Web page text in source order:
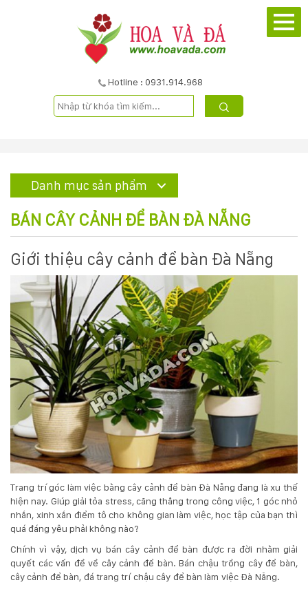
Hotline : 0931.914.968
DỊCH
VỤ
KỸ
THUẬT
TRỒNG
HÌNH
LIÊN
Danh mục sản phẩm
BÁN CÂY CẢNH ĐỂ BÀN ĐÀ NẴNG
Giới thiệu cây cảnh để bàn Đà Nẵng
Trang trí góc làm việc bằng cây cảnh để bàn Đà Nẵng đang là xu thế
hiện nay. Giúp giải tỏa stress, căng thẳng trong công việc, 1 góc nhỏ
nhắn, xinh xắn điểm tô cho không gian làm việc, học tập của bạn thì
quá đáng yêu phải không nào?
Chính vì vậy, dịch vụ bán cây cảnh để bàn được ra đời nhằm giải
quyết các vấn đề về cây cảnh để bàn. Bán chậu trồng cây để bàn,
cây cảnh để bàn, đá trang trí chậu cây để bàn làm việc Đà Nẵng.